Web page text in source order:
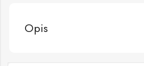
Opis